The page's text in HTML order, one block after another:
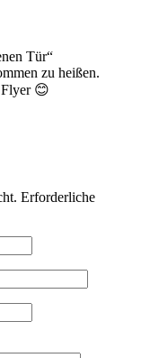
Tür“
zu hei­ßen.
😊
Erforderliche